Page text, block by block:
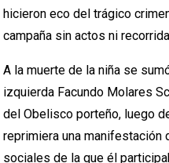
hicieron eco del trágico
campaña sin actos ni
A la muerte de la niña se
izquierda Facundo Molares
del Obelisco porteño, luego
reprimiera una
sociales de la que él